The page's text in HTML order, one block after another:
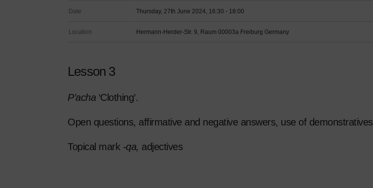
Date Thursday, 27th June 2024, 16:30 - 18:00
Location Hermann-Herder-Str. 9, Raum 00003a Freiburg Germany
Lesson 3
P’acha ‘Clothing’.
Open questions, affirmative and negative answers, use of demonstratives
Topical mark -qa, adjectives